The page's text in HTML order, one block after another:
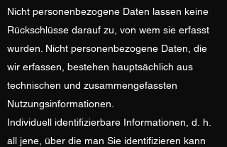
Nicht personenbezogene Daten lassen keine
Rückschlüsse darauf zu, von wem sie erfasst
wurden. Nicht personenbezogene Daten, die
wir erfassen, bestehen hauptsächlich aus
technischen und zusammengefassten
Nutzungsinformationen.
Individuell identifizierbare Informationen, d. h.
all jene, über die man Sie identifizieren kann